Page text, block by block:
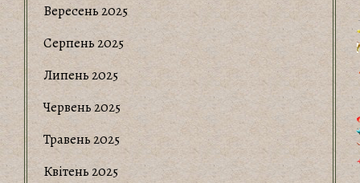
Вересень 2025
Серпень 2025
Липень 2025
Червень 2025
Травень 2025
Квітень 2025